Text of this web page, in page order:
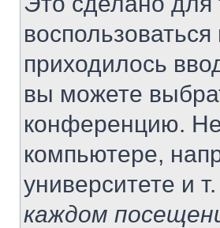
приходилось
вы можете
конференцию.
компьютере,
университете и
каждом